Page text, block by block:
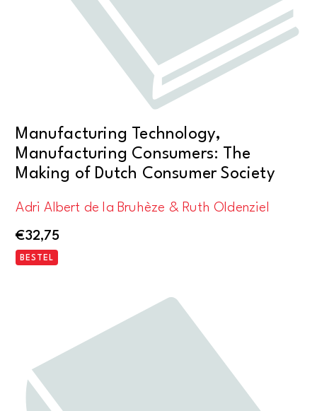
Manufacturing Technology,
Manufacturing Consumers: The
Making of Dutch Consumer Society
Adri Albert de la Bruhèze & Ruth Oldenziel
€32,75
BESTEL